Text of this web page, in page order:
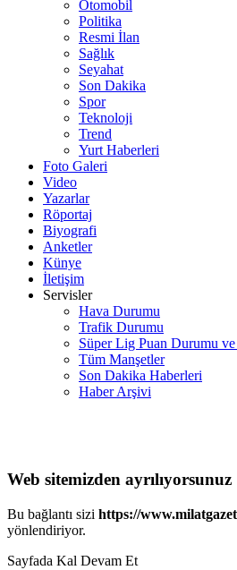
Otomobil
Politika
Resmi İlan
Sağlık
Seyahat
Son Dakika
Spor
Teknoloji
Trend
Yurt Haberleri
Foto Galeri
Video
Yazarlar
Röportaj
Biyografi
Anketler
Künye
İletişim
Servisler
Hava Durumu
Trafik Durumu
Süper Lig Puan Durumu
Tüm Manşetler
Son Dakika Haberleri
Haber Arşivi
Web sitemizden ayrılıyorsunuz
Bu bağlantı sizi https://
yönlendiriyor.
Sayfada Kal Devam Et